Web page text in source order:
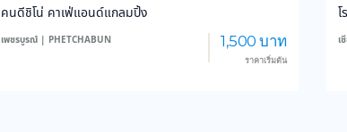
คนดีชิโน่ คาเฟ่แอนด์แกลมปิ้ง
เพชรบูรณ์ | PHETCHABUN 1,500 บาท
ราคาเริ่มต้น
เ